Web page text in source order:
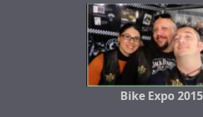
Bike Expo 2015